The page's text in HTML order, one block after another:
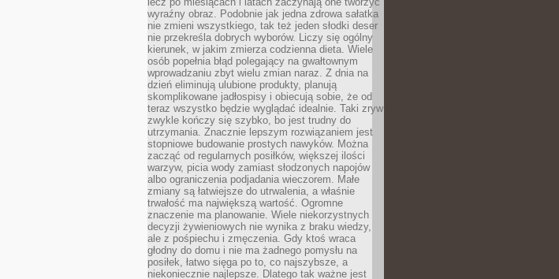
wyraźny obraz. Podobnie jak jedna zdrowa sałatka
nie zmieni wszystkiego, tak też jeden słodki deser
nie przekreśla dobrych wyborów. Liczy się ogólny
kierunek, w jakim zmierza codzienna dieta. Wiele
osób popełnia błąd polegający na gwałtownym
wprowadzaniu zbyt wielu zmian naraz. Z dnia na
dzień eliminują ulubione produkty, planują
skomplikowane jadłospisy i obiecują sobie, że od
teraz wszystko będzie wyglądać idealnie. Taki zryw
zwykle kończy się szybko, bo jest trudny do
utrzymania. Znacznie lepszym rozwiązaniem jest
stopniowe budowanie prostych nawyków. Można
zacząć od regularnych posiłków, większej ilości
warzyw, picia wody zamiast słodzonych napojów
albo ograniczenia podjadania wieczorem. Małe
zmiany są łatwiejsze do utrwalenia, a właśnie
trwałość ma największą wartość. Ogromne
znaczenie ma planowanie. Wiele niekorzystnych
decyzji żywieniowych nie wynika z braku wiedzy,
ale z pośpiechu i zmęczenia. Gdy ktoś wraca
głodny do domu i nie ma żadnego pomysłu na
posiłek, łatwo sięga po to, co najszybsze, a
niekoniecznie najlepsze. Dlatego tak ważne jest